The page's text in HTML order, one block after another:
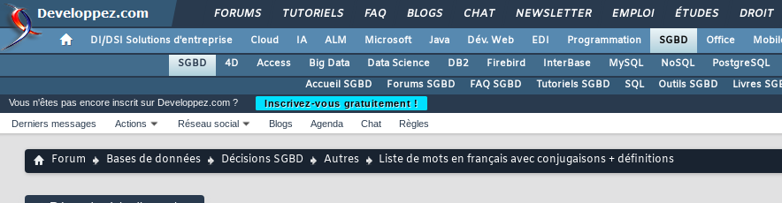
FORUMS TUTORIELS FAQ BLOGS CHAT NEWSLETTER EMPLOI ÉTUDES DROIT
DI/DSI Solutions d'entreprise Cloud IA ALM Microsoft Java Dév. Web EDI Programmation SGBD Office
SGBD
4D Access Big Data Data Science DB2 Firebird InterBase MySQL NoSQL PostgreSQL
Accueil SGBD
Forums SGBD FAQ SGBD Tutoriels SGBD SQL Outils SGBD Livres
Vous n'êtes pas encore inscrit sur Developpez.com ?
Inscrivez-vous gratuitement !
Derniers messages
Actions Réseau social Blogs Agenda Chat Règles
Forum Bases de données Décisions SGBD Autres Liste de mots en français avec conjugaisons + définitions